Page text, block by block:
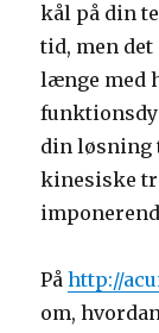
kål på din
tid, men
længe med
din løsning
kinesiske
Påhttp://
om,